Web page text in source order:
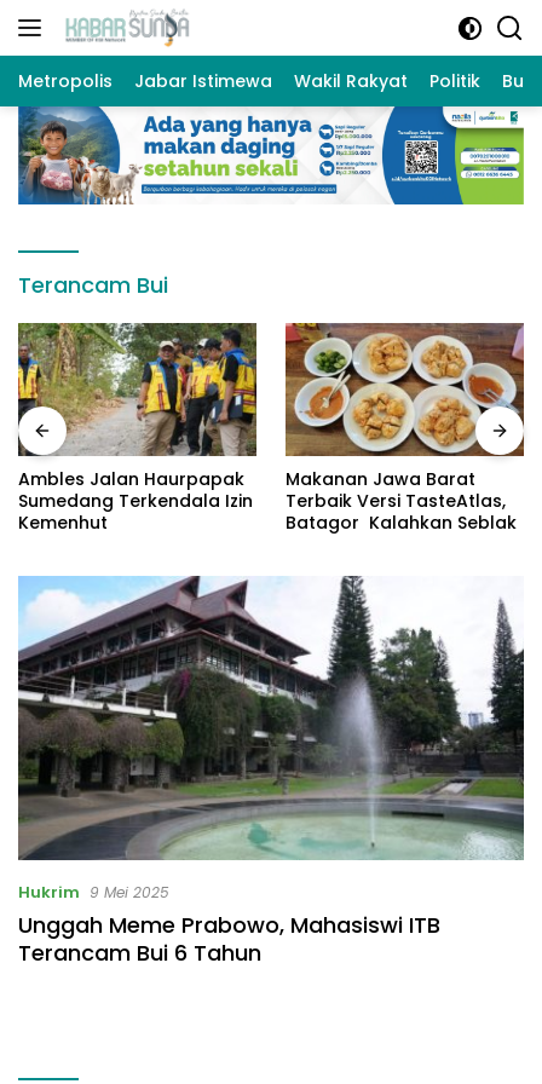
Langsung
Metropolis Jabar Istimewa Wakil Rakyat Politik
Terancam Bui
Ambles Jalan Haurpapak
Sumedang Terkendala Izin
Kemenhut
Makanan Jawa Barat
Terbaik Versi TasteAtlas,
Batagor Kalahkan Seblak
Hukrim 9 Mei 2025
Unggah Meme Prabowo, Mahasiswi ITB
Terancam Bui 6 Tahun